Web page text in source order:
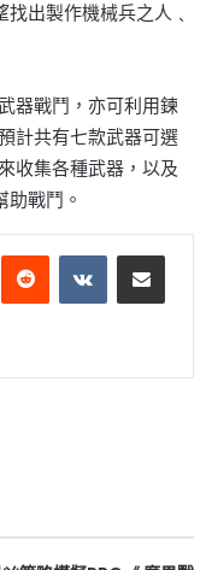
出製作機械兵之人﹑
器戰鬥，亦可利用鍊
計共有七款武器可選
收集各種武器，以及
戰鬥。
Reddit VKontakteShare via Email